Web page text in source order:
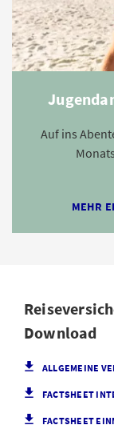
Auf ins
MEHR
Download
ALLGEMEINE
FACTSHEET
FACTSHEET